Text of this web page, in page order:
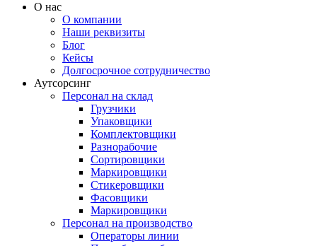
О нас
О компании
Наши реквизиты
Блог
Кейсы
Долгосрочное сотрудничество
Аутсорсинг
Персонал на склад
Грузчики
Упаковщики
Комплектовщики
Разнорабочие
Сортировщики
Маркировщики
Стикеровщики
Фасовщики
Маркировщики
Персонал на производство
Операторы линии